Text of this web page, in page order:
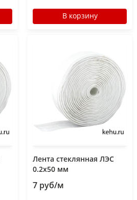
В корзину
Лента стеклянная ЛЭС
0.2х50 мм
7 руб/м